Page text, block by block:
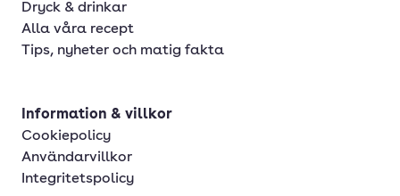
Dryck & drinkar
Alla våra recept
Tips, nyheter och matig fakta
Information & villkor
Cookiepolicy
Användarvillkor
Integritetspolicy